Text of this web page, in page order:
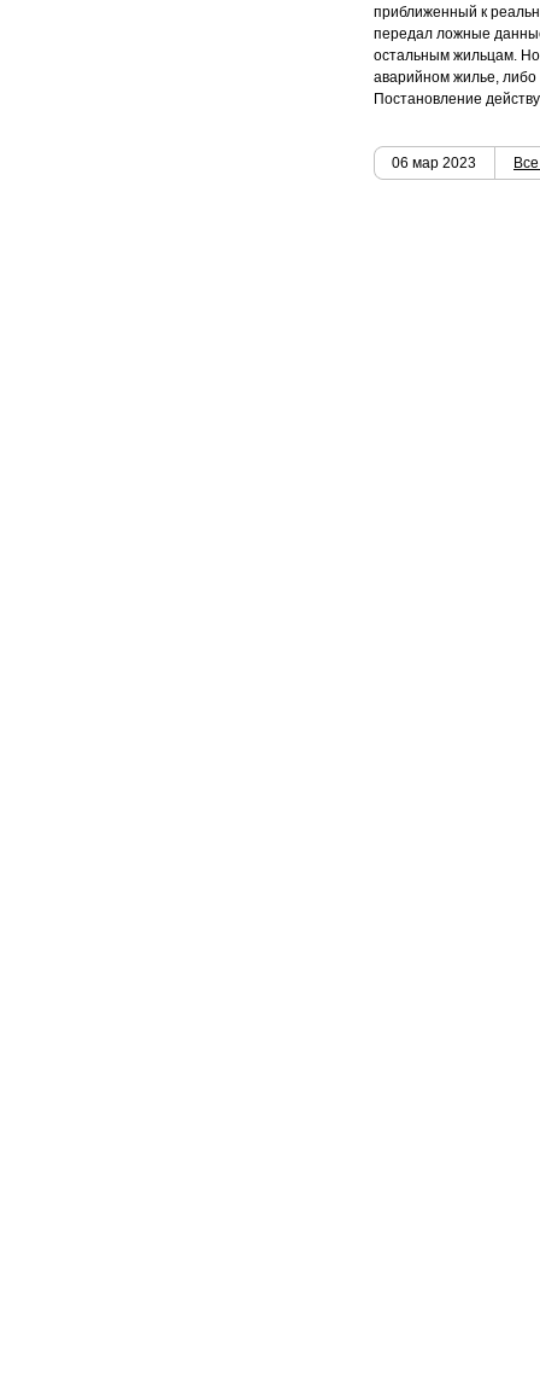
приближенный к
передал ложные
остальным жильцам.
аварийном жилье, либо
Постановление
06 мар 2023